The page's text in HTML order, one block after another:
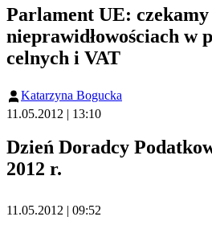
Parlament UE:
nieprawidłowościach w
celnych i VAT
Katarzyna Bogucka
11.05.2012 | 13:10
Dzień Doradcy
2012 r.
11.05.2012 | 09:52